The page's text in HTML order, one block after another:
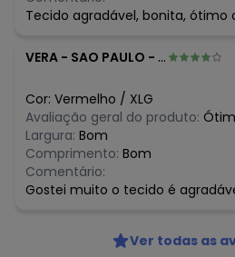
Tecido agradável, bonita, ótimo
VERA - SAO PAULO - SP
Cor: Vermelho / XLG
Avaliação geral do produto:
Largura: Bom
Comprimento: Bom
Comentário:
Gostei muito o tecido é
Ver todas as